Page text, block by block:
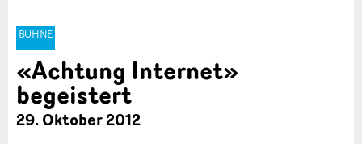
BÜHNE
«Achtung Internet»
begeistert
29. Oktober 2012